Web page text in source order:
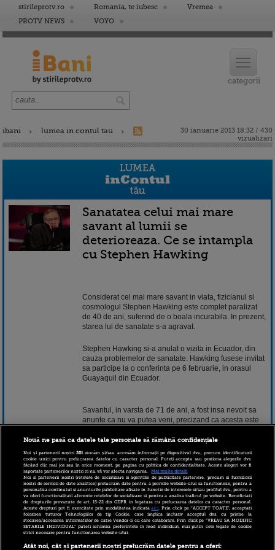
stirileprotv.ro Romania, te iubesc
Vremea
PROTV NEWS
VOYO
ibani lumea in contul tau
30 ianuarie 2013 18:32 / 430
vizualizari
Sanatatea celui mai mare
savant al lumii se
deterioreaza. Ce se intampla
cu Stephen Hawking
Considerat cel mai mare savant in viata, fizicianul si
cosmologul Stephen Hawking este complet paralizat
de 40 de ani, suferind de o boala incurabila. In prezent,
starea lui de sanatate s-a agravat.
Stephen Hawking si-a anulat o vizita in Ecuador, din
cauza problemelor de sanatate. Hawking fusese invitat
sa participe la o conferinta pe 6 februarie, in orasul
Guayaquil din Ecuador.
Savantul, in varsta de 71 de ani, a fost insa nevoit sa
anunte ca nu va putea veni, precizand ca acesta este
Prin purtatorul sau de cuvant, Hawking se declara
increzator ca va putea onora pe viitor o invitatie
similara.
Citeste continuarea pe www.stirileprotv.ro.
30 ianuarie 2013 18:32
Nouă ne pasă ca datele tale personale să rămână confidențiale
Noi și partenerii noștri201stocăm și/sau accesăm informații pe dispozitivul dvs., precum identificatorii
cookie unici pentru prelucrarea datelor cu caracter personal. Puteți accepta sau gestiona alegerile dvs.
făcând clic mai jos sau în orice moment, pe pagina cu politica de confidențialitate. Aceste alegeri vor fi
raportate partenerilor noștri și nu vă vor afecta navigarea.
Mai multe detalii
Noi si partenerii nostri (retelele de socializare si agentiile de publicitate partenere, precum si furnizorii
nostri de servicii de date analitice) prelucram date pentru a permite website-ului sa functioneze, pentru a
personaliza continutul si anunturile publicitare afisate in functie de interesele si/sau profilul dvs., pentru a
va oferi functionalitati aferente retelelor de socializare si pentru a analiza traficul pe website. Beneficiati
de drepturile prevazute de art. 15-22 din GDPR in legatura cu prelucrarea datelor cu caracter personal.
Aceste drepturi pot fi exercitate prin modalitatea indicataaici. Prin click pe “ACCEPT TOATE”, acceptati
folosirea tuturor Tehnologiilor de tip Cookie, care implica inclusiv acceptul dvs. cu privire la
stocarea/accesarea informatiilor de catre Vendor-ii cu care colaboram. Prin click pe “VREAU SA MODIFIC
SETARILE INDIVIDUAL” puteti schimba preferintele in mod individual, mai putin cele legate de cookie
strict necesare pentru functionarea website-ului.
Atât noi, cât și partenerii noștri prelucrăm datele pentru a oferi: